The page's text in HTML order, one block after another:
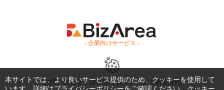
- 企業向けサービス -
お問い合わせ はじめてガイド よくある質問
本サイトでは、より良いサービス提供のため、クッキーを使用して